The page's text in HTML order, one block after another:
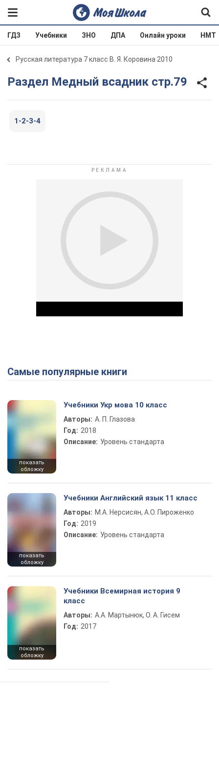
ГДЗ Учебники ЗНО ДПА Онлайн уроки НМТ
Русская литература 7 класс В. Я. Коровина 2010
Раздел Медный всадник стр.79
1-2-3-4
Play Video
Самые популярные книги
показать
обложку
Учебники Укр мова 10 класс
Авторы: А. П. Глазова
Год: 2018
Описание: Уровень стандарта
показать
обложку
Учебники Английский язык 11 класс
Авторы: М.А. Нерсисян, А.О. Пироженко
Год: 2019
Описание: Уровень стандарта
показать
обложку
Учебники Всемирная история 9
класс
Авторы: А.А. Мартынюк, О. А. Гисем
Год: 2017